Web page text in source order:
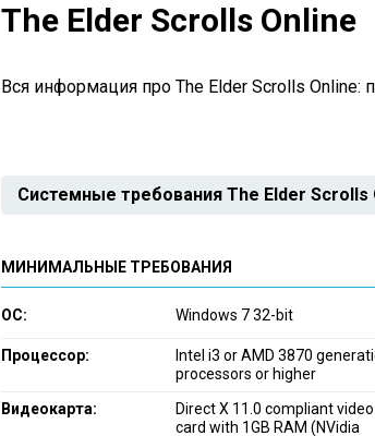
The Elder Scrolls Online
Вся информация про The Elder Scrolls
Системные требования The Elder Scrolls
МИНИМАЛЬНЫЕ ТРЕБОВАНИЯ
ОС: Windows 7 32-bit
Процессор:
Intel i3 or AMD 3870
processors or higher
Видеокарта:
Direct X 11.0 compliant video
card with 1GB RAM (NVidia